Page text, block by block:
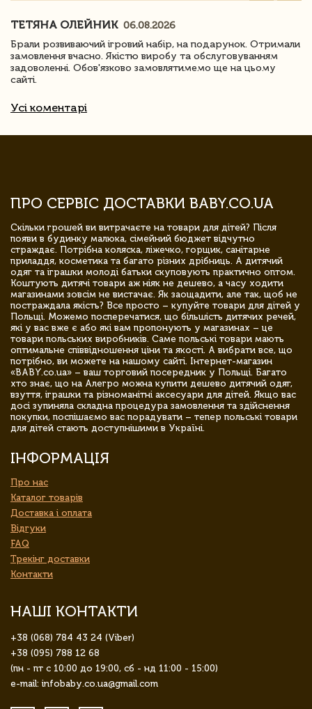
ТЕТЯНА ОЛЕЙНИК 06.08.2026
Брали розвиваючий ігровий набір, на подарунок. Отримали
замовлення вчасно. Якістю виробу та обслуговуванням
задоволенні. Обов'язково замовлятимемо ще на цьому
сайті.
Усі коментарі
ПРО СЕРВІС ДОСТАВКИ BABY.CO.UA
Скільки грошей ви витрачаєте на товари для дітей? Після
появи в будинку малюка, сімейний бюджет відчутно
страждає. Потрібна коляска, ліжечко, горщик, санітарне
приладдя, косметика та багато різних дрібниць. А дитячий
одяг та іграшки молоді батьки скуповують практично оптом.
Коштують дитячі товари аж ніяк не дешево, а часу ходити
магазинами зовсім не вистачає. Як заощадити, але так, щоб не
постраждала якість? Все просто – купуйте товари для дітей у
Польщі. Можемо посперечатися, що більшість дитячих речей,
які у вас вже є або які вам пропонують у магазинах – це
товари польських виробників. Саме польські товари мають
оптимальне співвідношення ціни та якості. А вибрати все, що
потрібно, ви можете на нашому сайті. Інтернет-магазин
«BABY.co.ua» – ваш торговий посередник у Польщі. Багато
хто знає, що на Алегро можна купити дешево дитячий одяг,
взуття, іграшки та різноманітні аксесуари для дітей. Якщо вас
досі зупиняла складна процедура замовлення та здійснення
покупки, поспішаємо вас порадувати – тепер польські товари
для дітей стають доступнішими в Україні.
ІНФОРМАЦІЯ
Про нас
Каталог товарів
Доставка і оплата
Відгуки
FAQ
Трекінг доставки
Контакти
НАШІ КОНТАКТИ
+38 (068) 784 43 24 (Viber)
+38 (095) 788 12 68
(пн - пт с 10:00 до 19:00, сб - нд 11:00 - 15:00)
e-mail: infobaby.co.ua@gmail.com